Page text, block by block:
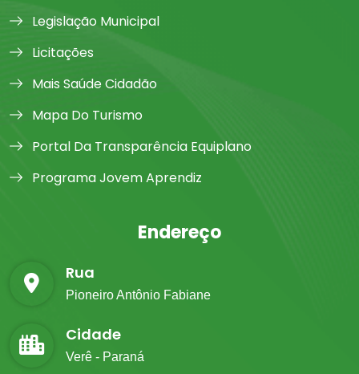
Legislação Municipal
Licitações
Mais Saúde Cidadão
Mapa Do Turismo
Portal Da Transparência Equiplano
Programa Jovem Aprendiz
Endereço
Rua
Pioneiro Antônio Fabiane
Cidade
Verê - Paraná